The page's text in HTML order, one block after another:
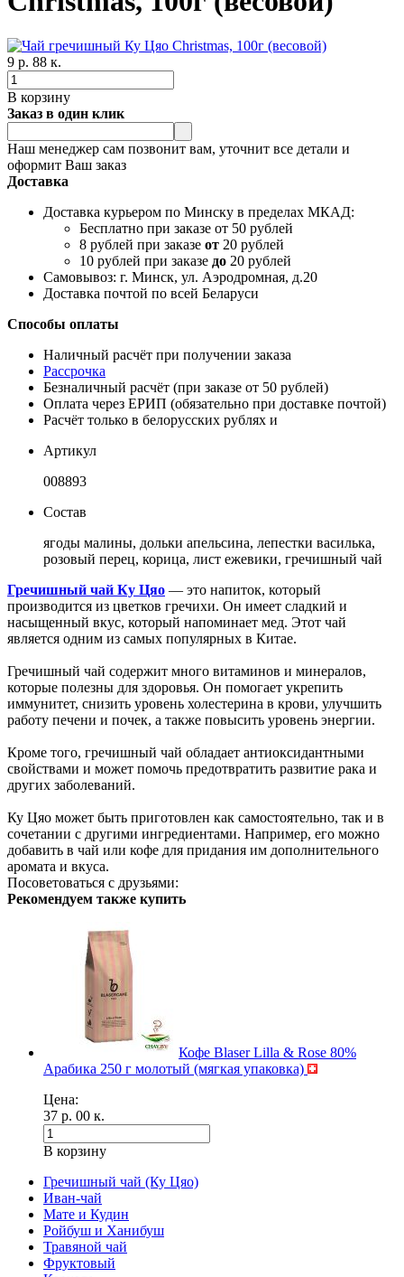
9 р. 88 к.
В корзину
Заказ в один клик
Наш менеджер сам позвонит вам, уточнит все детали и
оформит Ваш заказ
Доставка
Доставка курьером по Минску в пределах МКАД:
Бесплатно при заказе от 50 рублей
8 рублей при заказе от 20 рублей
10 рублей при заказе до 20 рублей
Самовывоз: г. Минск, ул. Аэродромная, д.20
Доставка почтой по всей Беларуси
Способы оплаты
Наличный расчёт при получении заказа
Рассрочка
Безналичный расчёт (при заказе от 50 рублей)
Оплата через ЕРИП (обязательно при доставке почтой)
Расчёт только в белорусских рублях и
Артикул
008893
Состав
ягоды малины, дольки апельсина, лепестки василька,
розовый перец, корица, лист ежевики, гречишный чай
Гречишный чай Ку Цяо — это напиток, который
производится из цветков гречихи. Он имеет сладкий и
насыщенный вкус, который напоминает мед. Этот чай
является одним из самых популярных в Китае.
Гречишный чай содержит много витаминов и минералов,
которые полезны для здоровья. Он помогает укрепить
иммунитет, снизить уровень холестерина в крови, улучшить
работу печени и почек, а также повысить уровень энергии.
Кроме того, гречишный чай обладает антиоксидантными
свойствами и может помочь предотвратить развитие рака и
других заболеваний.
Ку Цяо может быть приготовлен как самостоятельно, так и в
сочетании с другими ингредиентами. Например, его можно
добавить в чай или кофе для придания им дополнительного
аромата и вкуса.
Посоветоваться с друзьями:
Рекомендуем также купить
Кофе Blaser Lilla & Rose 80%
Арабика 250 г молотый (мягкая упаковка)
Цена:
37 р. 00 к.
В корзину
Гречишный чай (Ку Цяо)
Иван-чай
Мате и Кудин
Ройбуш и Ханибуш
Травяной чай
Фруктовый